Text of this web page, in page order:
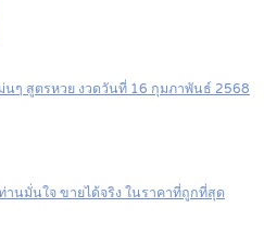
นๆ สูตรหวย งวดวันที่ 16 กุมภาพันธ์ 2568
นมั่นใจ ขายได้จริง ในราคาที่ถูกที่สุด